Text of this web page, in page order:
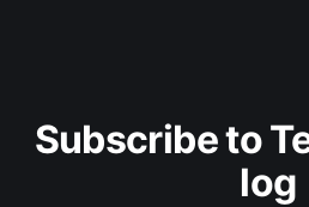
Subscribe to
log